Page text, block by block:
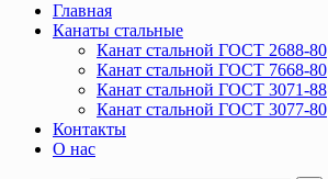
Главная
Канаты стальные
Канат стальной ГОСТ 2688-80
Канат стальной ГОСТ 7668-80
Канат стальной ГОСТ 3071-88
Канат стальной ГОСТ 3077-80
Контакты
О нас